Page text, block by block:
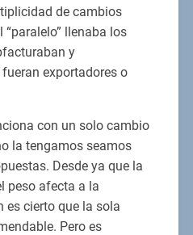
de cambios
llenaba los
y
exportadores o
con un solo cambio
la tengamos seamos
Desde ya que la
peso afecta a la
es cierto que la sola
Pero es